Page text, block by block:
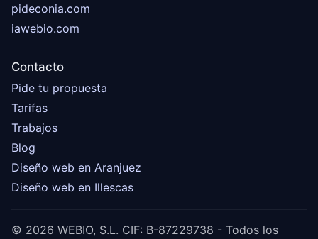
pideconia.com
iawebio.com
Contacto
Pide tu propuesta
Tarifas
Trabajos
Blog
Diseño web en Aranjuez
Diseño web en Illescas
© 2026 WEBIO, S.L. CIF: B-87229738 - Todos los